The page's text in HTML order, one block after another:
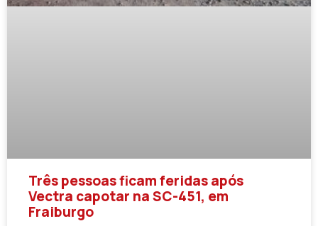
Três pessoas ficam feridas após
Vectra capotar na SC-451, em
Fraiburgo